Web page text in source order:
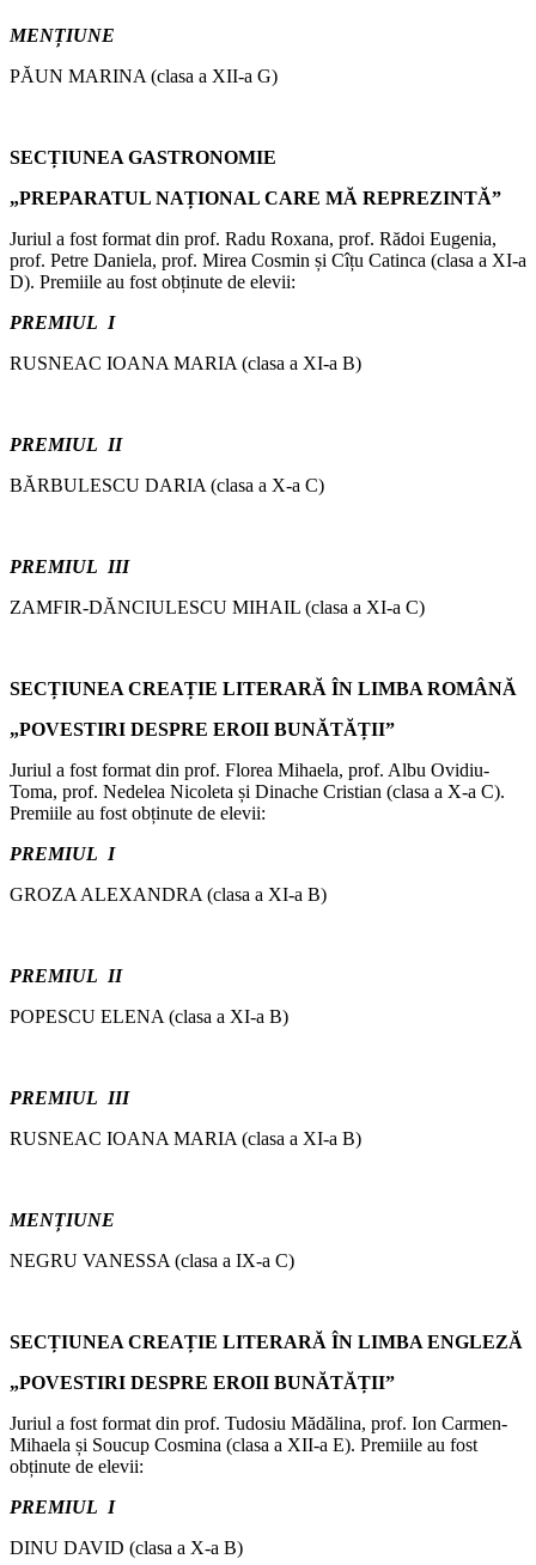
MENȚIUNE
PĂUN MARINA (clasa a XII-a G)
SECȚIUNEA GASTRONOMIE
„PREPARATUL NAȚIONAL CARE MĂ REPREZINTĂ”
Juriul a fost format din prof. Radu Roxana, prof. Rădoi Eugenia,
prof. Petre Daniela, prof. Mirea Cosmin și Cîțu Catinca (clasa a XI-a
D). Premiile au fost obținute de elevii:
PREMIUL I
RUSNEAC IOANA MARIA (clasa a XI-a B)
PREMIUL II
BĂRBULESCU DARIA (clasa a X-a C)
PREMIUL III
ZAMFIR-DĂNCIULESCU MIHAIL (clasa a XI-a C)
SECȚIUNEA CREAȚIE LITERARĂ ÎN LIMBA ROMÂNĂ
„POVESTIRI DESPRE EROII BUNĂTĂȚII”
Juriul a fost format din prof. Florea Mihaela, prof. Albu Ovidiu-
Toma, prof. Nedelea Nicoleta și Dinache Cristian (clasa a X-a C).
Premiile au fost obținute de elevii:
PREMIUL I
GROZA ALEXANDRA (clasa a XI-a B)
PREMIUL II
POPESCU ELENA (clasa a XI-a B)
PREMIUL III
RUSNEAC IOANA MARIA (clasa a XI-a B)
MENȚIUNE
NEGRU VANESSA (clasa a IX-a C)
SECȚIUNEA CREAȚIE LITERARĂ ÎN LIMBA ENGLEZĂ
„POVESTIRI DESPRE EROII BUNĂTĂȚII”
Juriul a fost format din prof. Tudosiu Mădălina, prof. Ion Carmen-
Mihaela și Soucup Cosmina (clasa a XII-a E). Premiile au fost
obținute de elevii:
PREMIUL I
DINU DAVID (clasa a X-a B)